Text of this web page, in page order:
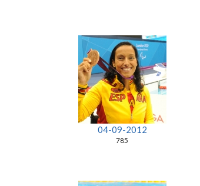
04-09-2012
785